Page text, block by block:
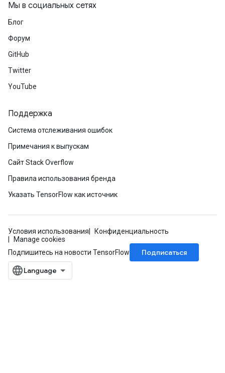
Мы в социальных сетях
Блог
Форум
GitHub
Twitter
YouTube
Поддержка
Система отслеживания ошибок
Примечания к выпускам
Сайт Stack Overflow
Правила использования бренда
Указать TensorFlow как источник
Условия использования
Конфиденциальность
Manage cookies
Подпишитесь на новости TensorFlow
Подписаться